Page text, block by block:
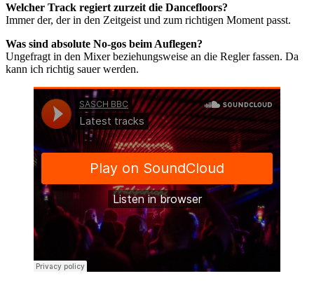
Welcher Track regiert zurzeit die Dancefloors?
Immer der, der in den Zeitgeist und zum richtigen Moment passt.
Was sind absolute No-gos beim Auflegen?
Ungefragt in den Mixer beziehungsweise an die Regler fassen. Da
kann ich richtig sauer werden.